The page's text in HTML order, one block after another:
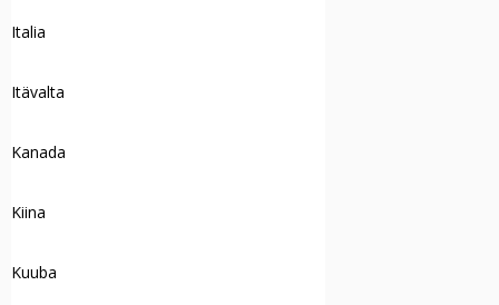
Italia
Itävalta
Kanada
Kiina
Kuuba